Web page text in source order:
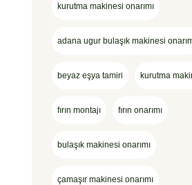
kurutma makinesi onarımı
adana ugur bulaşık makinesi
beyaz eşya tamiri kurutma
fırın montajı fırın onarımı
bulaşık makinesi onarımı
çamaşır makinesi onarımı